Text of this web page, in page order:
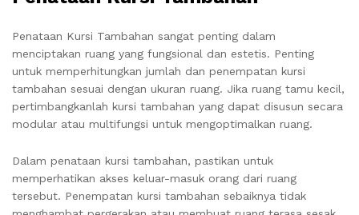
Penataan Kursi Tambahan sangat penting dalam
menciptakan ruang yang fungsional dan estetis. Penting
untuk memperhitungkan jumlah dan penempatan kursi
tambahan sesuai dengan ukuran ruang. Jika ruang tamu kecil,
pertimbangkanlah kursi tambahan yang dapat disusun secara
modular atau multifungsi untuk mengoptimalkan ruang.
Dalam penataan kursi tambahan, pastikan untuk
memperhatikan akses keluar-masuk orang dari ruang
tersebut. Penempatan kursi tambahan sebaiknya tidak